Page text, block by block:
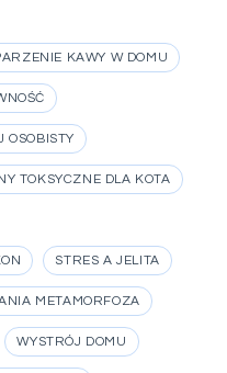
KAWY W DOMU
OSOBISTY
TOKSYCZNE DLA KOTA
STRES A JELITA
METAMORFOZA
WYSTRÓJ DOMU